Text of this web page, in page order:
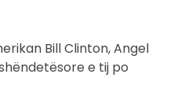
Bill Clinton, Angel
e tij po